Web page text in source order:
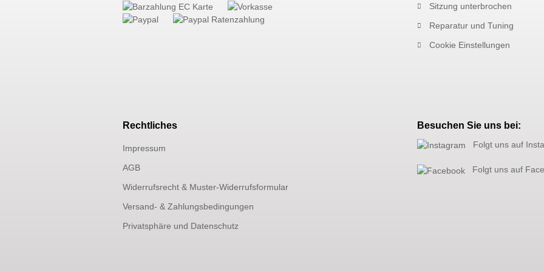
Sitzung unterbrochen
Reparatur und Tuning
Cookie Einstellungen
Rechtliches
Impressum
AGB
Widerrufsrecht & Muster-Widerrufsformular
Versand- & Zahlungsbedingungen
Privatsphäre und Datenschutz
Besuchen Sie uns bei:
Folgt uns auf
Folgt uns auf